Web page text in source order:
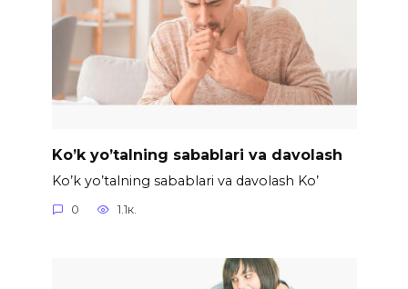
Ko’k yo’talning sabablari va davolash
Ko’k yo’talning sabablari va davolash Ko’
0 1.1к.